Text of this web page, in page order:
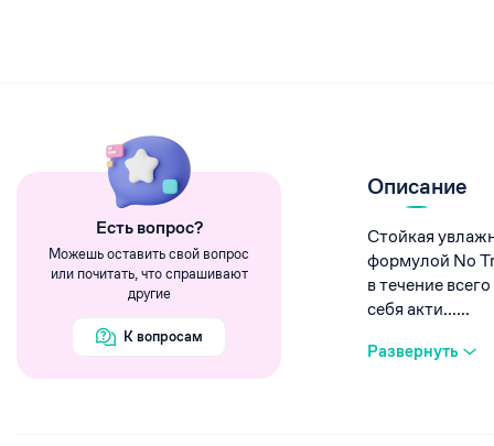
Eсть вопрос?
Можешь оставить свой вопрос
или почитать, что спрашивают
другие
К вопросам
Описание
Стойкая
формулой No
в течение
себя акти......
Развернуть